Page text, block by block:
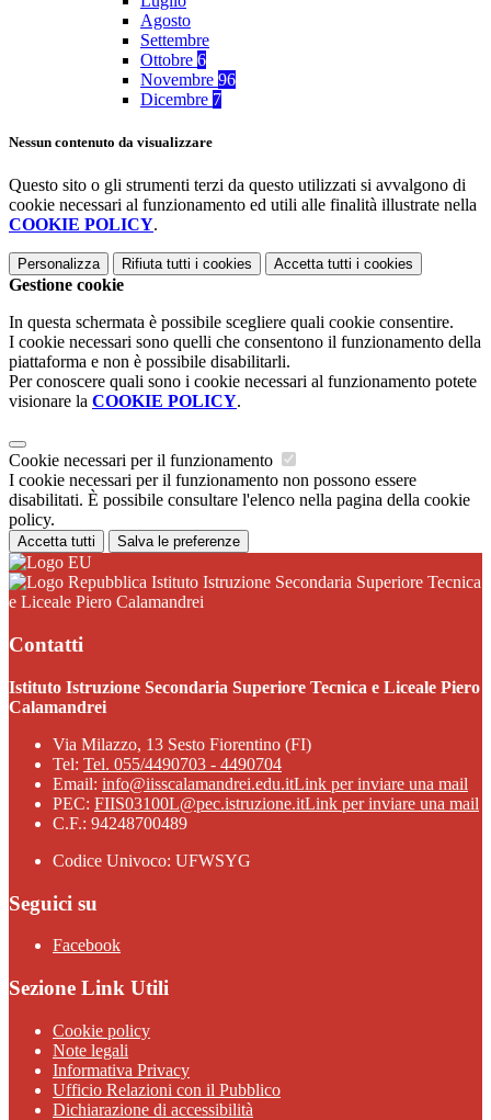
Agosto
Settembre
Ottobre 6
Novembre 96
Dicembre 7
Nessun contenuto da visualizzare
Questo sito o gli strumenti terzi da questo utilizzati si avvalgono di
cookie necessari al funzionamento ed utili alle finalità illustrate nella
COOKIE POLICY.
Personalizza Rifiuta tutti i cookies Accetta tutti i cookies
Gestione cookie
In questa schermata è possibile scegliere quali cookie consentire.
I cookie necessari sono quelli che consentono il funzionamento della
piattaforma e non è possibile disabilitarli.
Per conoscere quali sono i cookie necessari al funzionamento potete
visionare la COOKIE POLICY.
Cookie necessari per il funzionamento
I cookie necessari per il funzionamento non possono essere
disabilitati. È possibile consultare l'elenco nella pagina della cookie
policy.
Accetta tutti Salva le preferenze
Istituto Istruzione Secondaria Superiore Tecnica
e Liceale Piero Calamandrei
Contatti
Istituto Istruzione Secondaria Superiore Tecnica e Liceale Piero
Calamandrei
Via Milazzo, 13 Sesto Fiorentino (FI)
Tel: Tel. 055/4490703 - 4490704
Email: info@iisscalamandrei.edu.itLink per inviare una mail
PEC: FIIS03100L@pec.istruzione.itLink per inviare una mail
C.F.: 94248700489
Codice Univoco: UFWSYG
Seguici su
Facebook
Sezione Link Utili
Cookie policy
Note legali
Informativa Privacy
Ufficio Relazioni con il Pubblico
Dichiarazione di accessibilità